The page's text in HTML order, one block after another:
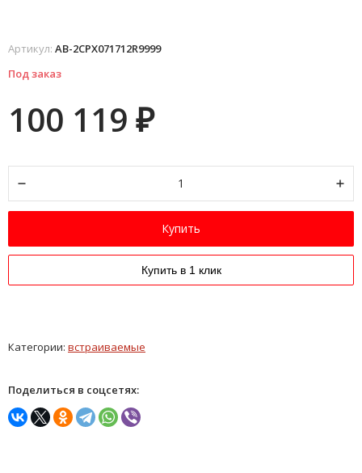
Артикул: AB-2CPX071712R9999
Под заказ
100 119 ₽
Купить
Купить в 1 клик
Категории: встраиваемые
Поделиться в соцсетях: